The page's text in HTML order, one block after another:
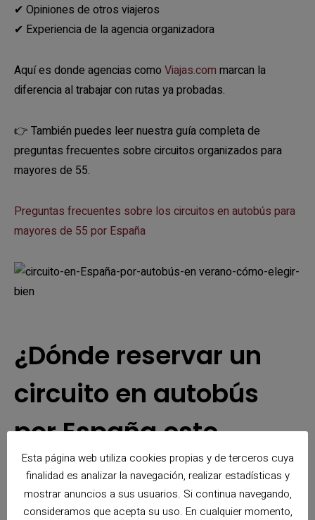
✔ Opiniones de otros viajeros
✔ Experiencia de la agencia organizadora
Aquí es donde agencias como Viajas.com marcan la
diferencia al trabajar con rutas ya probadas.
👉 También puedes leer nuestra guía completa de
preguntas frecuentes sobre circuitos organizados para
mayores de 55.
Preguntas frecuentes sobre los circuitos en autobús para
mayores de 55 por España
¿Dónde reservar un
circuito en autobús
por España este
verano?
Esta página web utiliza cookies propias y de terceros cuya
finalidad es analizar la navegación, realizar estadísticas y
mostrar anuncios a sus usuarios. Si continua navegando,
consideramos que acepta su uso. En cualquier momento,